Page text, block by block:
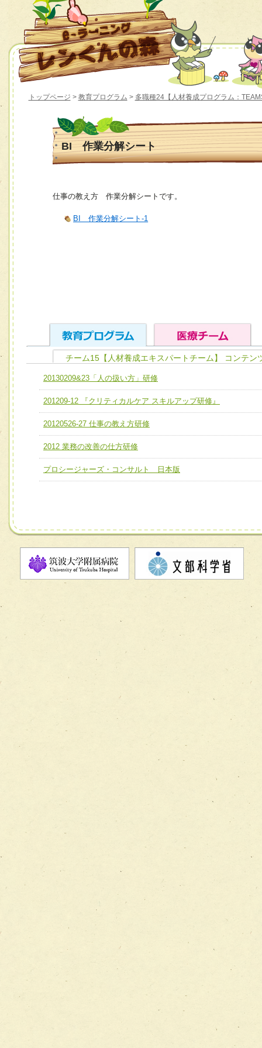
トップページ > 教育プログラム > 多職種24【人材養成プログラム：
BI 作業分解シート
仕事の教え方 作業分解シートです。
BI 作業分解シート-1
ユニット１ 医療人としての基礎能力
全人的医療を実践する医療人として、必要な基礎能力を身
ける
ユニット２ チーム医療構成力
必要に応じて柔軟に医療チームを組織し、強調できる
ユニット３ 多職種連携力
他職種の視点とスキルを学び、相互理解と連携を深める
チーム01【病院内横断的問題解決チーム】
チーム02【地域医療連携推進による高度医療を必要とする
宅患者等支援チーム】
チーム03【癌患者服薬サポートチーム】
チーム04【口腔ケアチーム】
チーム07【病院職員に対する院内感染対策教育チーム】
チーム08【地域関係機関と連携した小児リハビリテーショ
チーム】
チーム09【術前から始める周術期リハビリテーションチー
チーム10【包括的リハビリテーションコンサルテーション
チーム12【こどもの食育支援チーム】
チーム13【非がんに対する緩和ケアチーム】
チーム15【人材養成エキスパートチーム】 コンテン
20130209&23「人の扱い方」研修
201209-12 『クリティカルケア スキルアップ研修』
20120526-27 仕事の教え方研修
2012 業務の改善の仕方研修
プロシージャーズ・コンサルト 日本版